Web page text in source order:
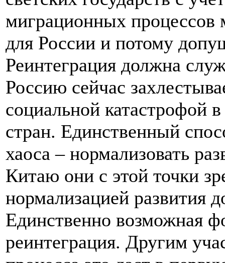
миграционных процессов
для России и потому
Реинтеграция должна
Россию сейчас
социальной катастрофой
стран. Единственный
хаоса – нормализовать
Китаю они с этой точки
нормализацией развития
Единственно возможная
реинтеграция. Другим